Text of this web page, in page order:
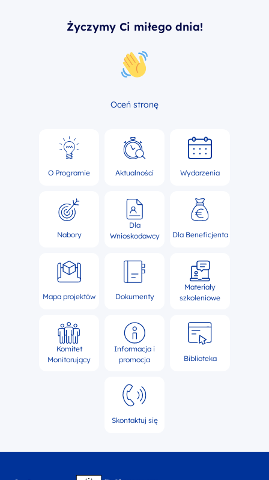
Życzymy Ci miłego dnia!
Oceń stronę
O Programie Aktualności Wydarzenia
Nabory
Dla
Wnioskodawcy
Dla Beneficjenta
Mapa projektów Dokumenty
Materiały
szkoleniowe
Komitet
Monitorujący
Informacja i
promocja
Biblioteka
Skontaktuj się